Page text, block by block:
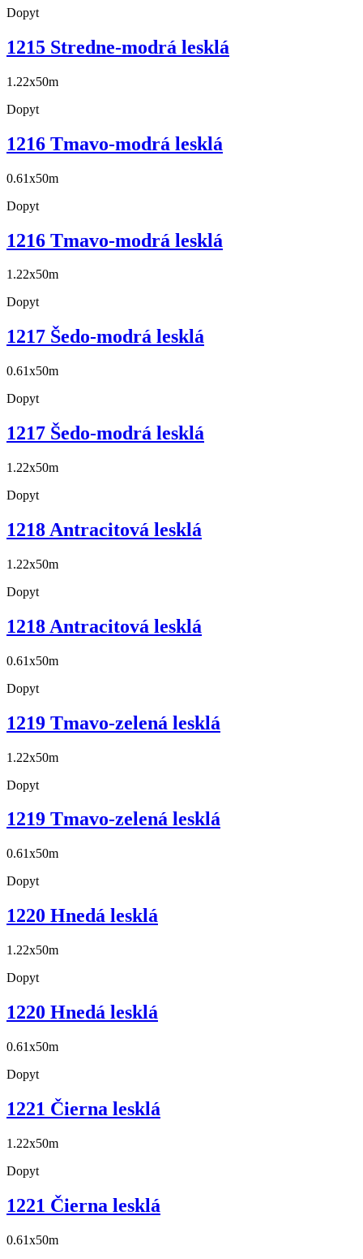
Dopyt
1215 Stredne-modrá lesklá
1.22x50m
Dopyt
1216 Tmavo-modrá lesklá
0.61x50m
Dopyt
1216 Tmavo-modrá lesklá
1.22x50m
Dopyt
1217 Šedo-modrá lesklá
0.61x50m
Dopyt
1217 Šedo-modrá lesklá
1.22x50m
Dopyt
1218 Antracitová lesklá
1.22x50m
Dopyt
1218 Antracitová lesklá
0.61x50m
Dopyt
1219 Tmavo-zelená lesklá
1.22x50m
Dopyt
1219 Tmavo-zelená lesklá
0.61x50m
Dopyt
1220 Hnedá lesklá
1.22x50m
Dopyt
1220 Hnedá lesklá
0.61x50m
Dopyt
1221 Čierna lesklá
1.22x50m
Dopyt
1221 Čierna lesklá
0.61x50m